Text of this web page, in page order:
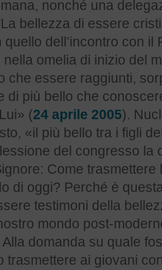
nonché una
bellezza di essere
dell’incontro con il
nella omelia di inizio del
che essere raggiunti,
di più bello che
(24 aprile 2005).
«il più bello tra i figli
del congresso la
Come
di oggi? Perché è
testimoni della
mondo post-
domanda su quale
trasmettere ai giovani